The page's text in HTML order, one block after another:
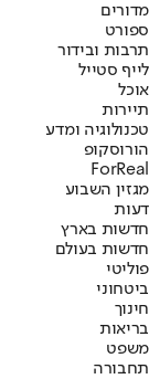
מדורים
ספורט
תרבות ובידור
לייף סטייל
אוכל
תיירות
טכנולוגיה ומדע
הורוסקופ
ForReal
מגזין השבוע
דעות
חדשות בארץ
חדשות בעולם
פוליטי
ביטחוני
חינוך
בריאות
משפט
תחבורה